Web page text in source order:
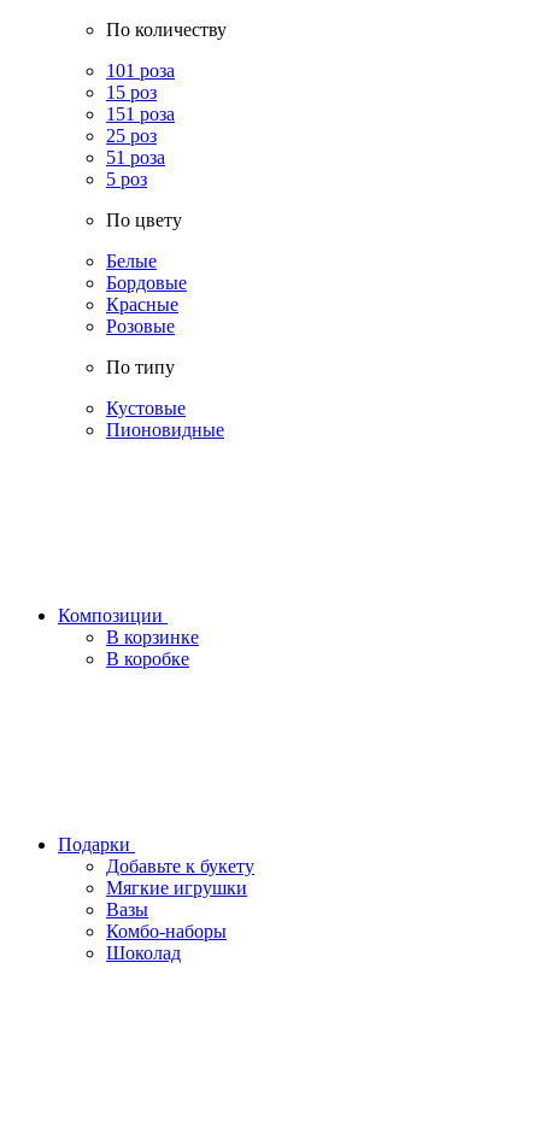
По количеству
101 роза
15 роз
151 роза
25 роз
51 роза
5 роз
По цвету
Белые
Бордовые
Красные
Розовые
По типу
Кустовые
Пионовидные
Композиции
В корзинке
В коробке
Подарки
Добавьте к букету
Мягкие игрушки
Вазы
Комбо-наборы
Шоколад